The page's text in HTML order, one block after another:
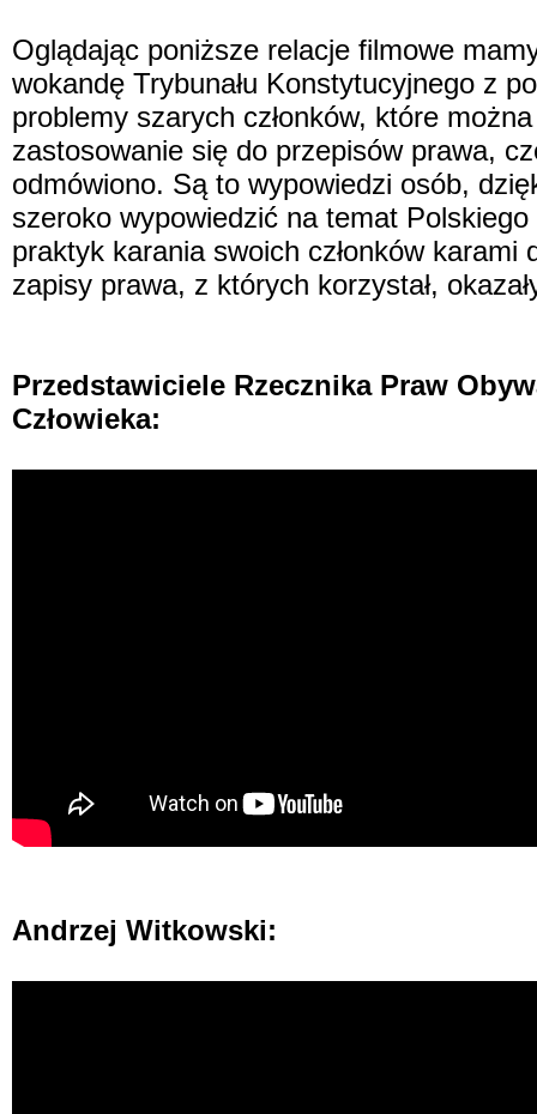
Oglądając poniższe relacje filmowe
wokandę Trybunału Konstytucyjnego z
problemy szarych członków, które
zastosowanie się do przepisów prawa,
odmówiono. Są to wypowiedzi osób,
szeroko wypowiedzić na temat
praktyk karania swoich członków karami
zapisy prawa, z których korzystał,
Przedstawiciele Rzecznika Praw
Człowieka:
Andrzej Witkowski: